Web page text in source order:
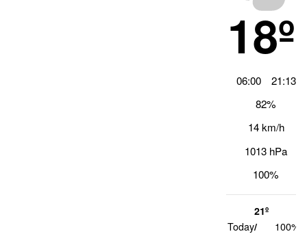
18º
06:00
21:13
82%
14 km/h
1013 hPa
100%
Today
21º
/
100%